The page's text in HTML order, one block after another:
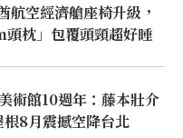
航空經濟艙座椅升級，
枕」包覆頭頸超好睡
術館10週年：藤本壯介
8月震撼空降台北